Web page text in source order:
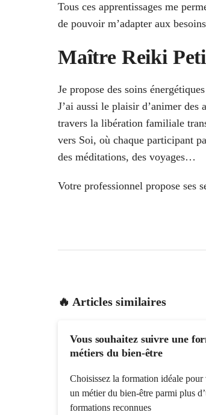
Tous ces apprentissages me
de pouvoir m’adapter aux
Maître Reiki
Je propose des soins
J’ai aussi le plaisir d’animer des
travers la libération familiale
vers Soi, où chaque participant
des méditations, des voyages…
Votre professionnel propose ses
🔥 Articles similaires
Vous souhaitez suivre une
métiers du bien-être
Choisissez la formation idéale pour
un métier du bien-être parmi plus
formations reconnues